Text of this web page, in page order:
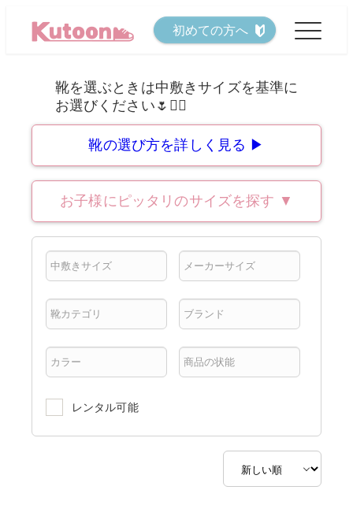
初めての方へ
靴の選び方を詳しく見る ▶
お子様にピッタリのサイズを探す ▼
レンタル可能